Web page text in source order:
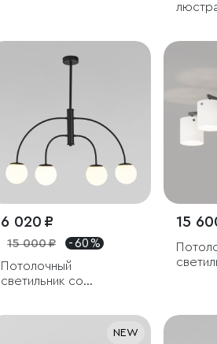
6 020 ₽
15 000 ₽
- 60 %
Потолочный
светильник со
15
NEW